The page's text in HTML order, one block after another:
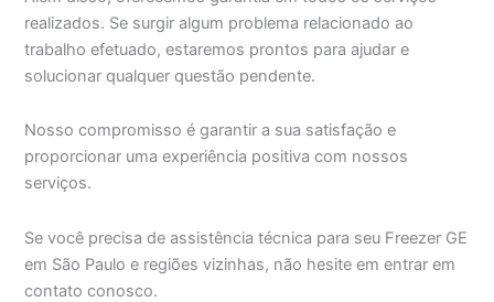
realizados. Se surgir algum problema relacionado ao
trabalho efetuado, estaremos prontos para ajudar e
solucionar qualquer questão pendente.
Nosso compromisso é garantir a sua satisfação e
proporcionar uma experiência positiva com nossos
serviços.
Se você precisa de assistência técnica para seu Freezer GE
em São Paulo e regiões vizinhas, não hesite em entrar em
contato conosco.